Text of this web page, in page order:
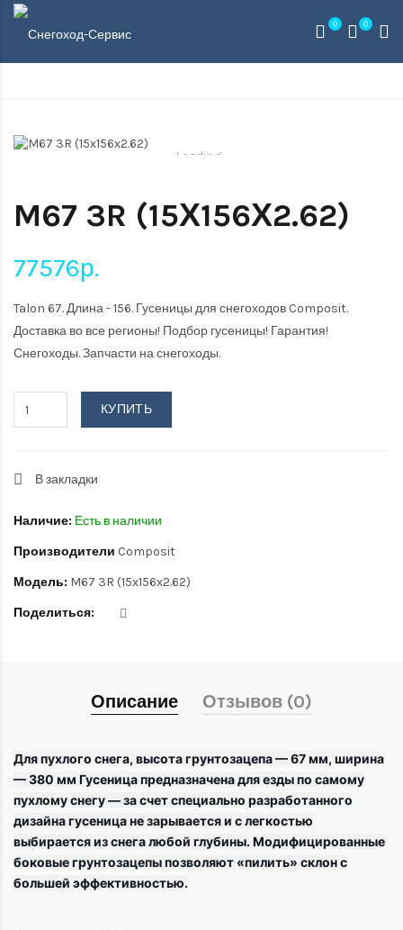
0 0
Loading...
M67 3R (15Х156Х2.62)
77576р.
Talon 67. Длина - 156. Гусеницы для снегоходов Composit.
Доставка во все регионы! Подбор гусеницы! Гарантия!
Снегоходы. Запчасти на снегоходы.
КУПИТЬ
В закладки
Наличие: Есть в наличии
Производители Composit
Модель: M67 3R (15х156х2.62)
Поделиться:
Описание Отзывов (0)
Для пухлого снега, высота грунтозацепа — 67 мм, ширина
— 380 мм Гусеница предназначена для езды по самому
пухлому снегу — за счет специально разработанного
дизайна гусеница не зарывается и с легкостью
выбирается из снега любой глубины. Модифицированные
боковые грунтозацепы позволяют «пилить» склон с
большей эффективностью.